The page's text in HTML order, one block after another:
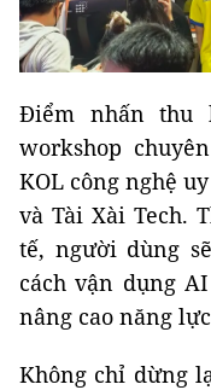
Điểm nhấn thu
workshop
KOL công nghệ
và Tài Xài Tech.
tế, người dùng
cách vận dụng
nâng cao năng
Không chỉ dừng